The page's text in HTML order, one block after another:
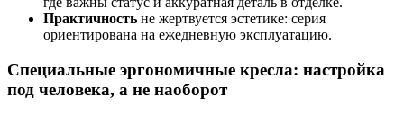
Практичность не жертвуется эстетике: серия
ориентирована на ежедневную эксплуатацию.
Специальные эргономичные кресла: настройка
под человека, а не наоборот